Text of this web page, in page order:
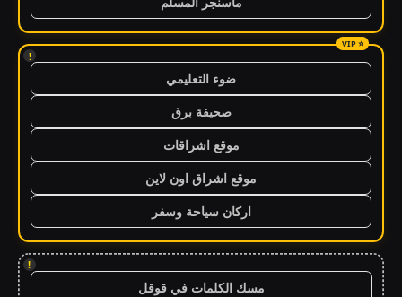
!
ضوء التعليمي
صحيفة برق
موقع اشراقات
موقع اشراق اون لاين
اركان سياحة وسفر
!
مسك الكلمات في قوقل